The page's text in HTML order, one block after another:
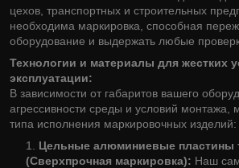
цехов, транспортных и строительных
необходима маркировка, способная
оборудование и выдержать любые
Технологии и материалы для жестких
эксплуатации:
В зависимости от габаритов вашего
агрессивности среды и условий монтажа,
типа исполнения маркировочных изделий:
Цельные алюминиевые пластины
(Сверхпрочная маркировка): Наш